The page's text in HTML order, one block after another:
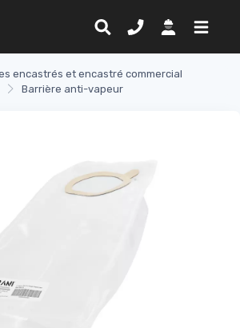
encastrés et encastré commercial
Barrière anti-vapeur